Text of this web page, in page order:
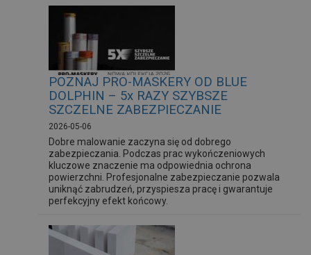
POZNAJ PRO-MASKERY OD BLUE
DOLPHIN – 5x RAZY SZYBSZE
SZCZELNE ZABEZPIECZANIE
2026-05-06
Dobre malowanie zaczyna się od dobrego
zabezpieczania. Podczas prac wykończeniowych
kluczowe znaczenie ma odpowiednia ochrona
powierzchni. Profesjonalne zabezpieczanie pozwala
uniknąć zabrudzeń, przyspiesza pracę i gwarantuje
perfekcyjny efekt końcowy.